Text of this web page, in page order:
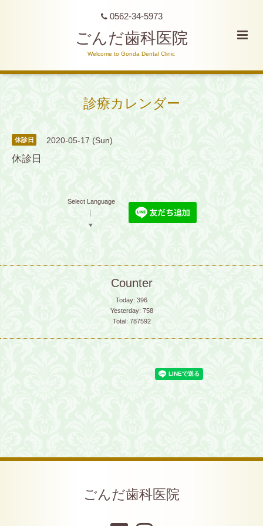
0562-34-5973
ごんだ歯科医院
Welcome to Gonda Dental Clinic
診療カレンダー
休診日 2020-05-17 (Sun)
休診日
Select Language
▼
Counter
Today: 396
Yesterday: 758
Total: 787592
ごんだ歯科医院